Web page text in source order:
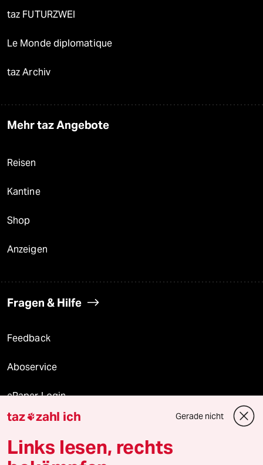
taz FUTURZWEI
Le Monde diplomatique
taz Archiv
Mehr taz Angebote
Reisen
Kantine
Shop
Anzeigen
Fragen & Hilfe
Feedback
Aboservice
ePaper Login
Downloads für Abonnierende
taz zahl ich Gerade nicht
Links lesen, rechts